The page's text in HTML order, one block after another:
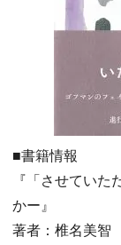
■書籍情報
『「させてい
かー』
著者：椎名美智